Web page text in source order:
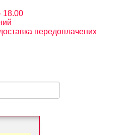
18.00
передоплачених